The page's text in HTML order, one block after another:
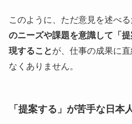
このように、ただ意見を述べる
のニーズや課題を意識して「
現すること が、仕事の成果に
なくありません。
「提案する」が苦手な日本